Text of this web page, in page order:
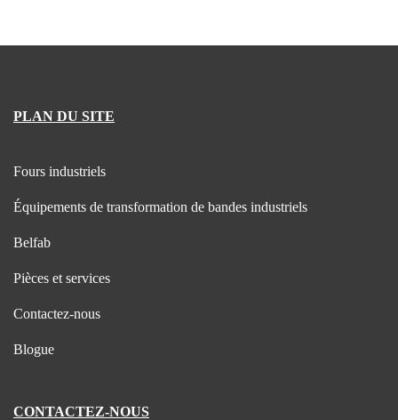
PLAN DU SITE
Fours industriels
Équipements de transformation de bandes industriels
Belfab
Pièces et services
Contactez-nous
Blogue
CONTACTEZ-NOUS